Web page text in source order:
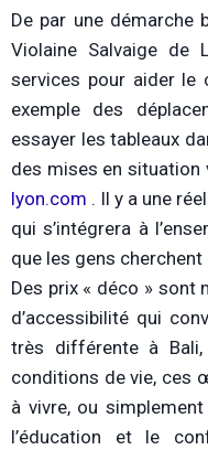
De par une démarche
Violaine Salvaige de
services pour aider le
exemple des
essayer les tableaux
des mises en situation
lyon.com . Il y a une
qui s’intégrera à
que les gens
Des prix « déco » sont
d’accessibilité qui
très différente à
conditions de vie, ces
à vivre, ou
l’éducation et le